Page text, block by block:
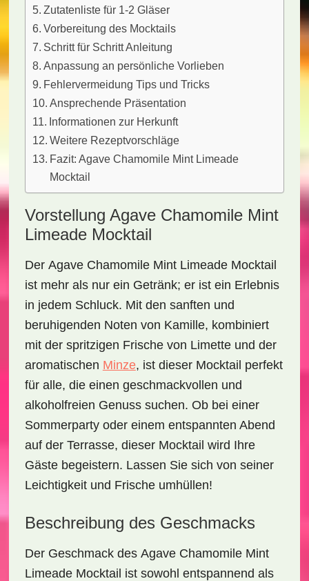
Zutatenliste für 1-2 Gläser
Vorbereitung des Mocktails
Schritt für Schritt Anleitung
Anpassung an persönliche Vorlieben
Fehlervermeidung Tips und Tricks
Ansprechende Präsentation
Informationen zur Herkunft
Weitere Rezeptvorschläge
Fazit: Agave Chamomile Mint Limeade
Mocktail
Vorstellung Agave Chamomile Mint
Limeade Mocktail
Der Agave Chamomile Mint Limeade Mocktail
ist mehr als nur ein Getränk; er ist ein Erlebnis
in jedem Schluck. Mit den sanften und
beruhigenden Noten von Kamille, kombiniert
mit der spritzigen Frischevon Limette und der
aromatischen Minze, ist dieser Mocktail perfekt
für alle, die einen geschmackvollen und
alkoholfreien Genuss suchen. Ob bei einer
Sommerpartyoder einem entspannten Abend
auf der Terrasse, dieser Mocktail wird Ihre
Gäste begeistern. Lassen Sie sich von seiner
Leichtigkeit und Frische umhüllen!
Beschreibung des Geschmacks
Der Geschmack des Agave Chamomile Mint
Limeade Mocktail ist sowohl entspannend als